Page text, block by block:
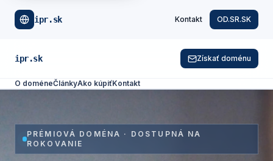
ipr.sk Kontakt OD.SR.SK
ipr.sk Získať doménu
O doméneČlánkyAko kúpiťKontakt
PRÉMIOVÁ DOMÉNA · DOSTUPNÁ NA
ROKOVANIE